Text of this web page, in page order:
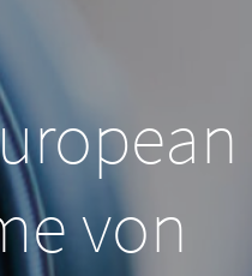
von